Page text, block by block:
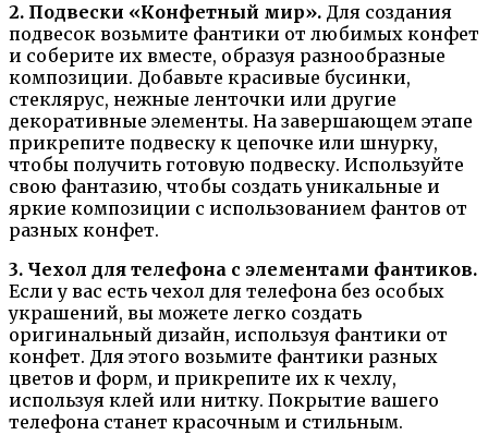
2. Подвески «Конфетный мир». Для создания
подвесок возьмите фантики от любимых конфет
и соберите их вместе, образуя разнообразные
композиции. Добавьте красивые бусинки,
стеклярус, нежные ленточки или другие
декоративные элементы. На завершающем этапе
прикрепите подвеску к цепочке или шнурку,
чтобы получить готовую подвеску. Используйте
свою фантазию, чтобы создать уникальные и
яркие композиции с использованием фантов от
разных конфет.
3. Чехол для телефона с элементами фантиков.
Если у вас есть чехол для телефона без особых
украшений, вы можете легко создать
оригинальный дизайн, используя фантики от
конфет. Для этого возьмите фантики разных
цветов и форм, и прикрепите их к чехлу,
используя клей или нитку. Покрытие вашего
телефона станет красочным и стильным.